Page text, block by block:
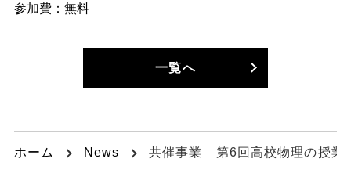
参加費：無料
一覧へ
ホーム News 共催事業 第6回高校物理の授業